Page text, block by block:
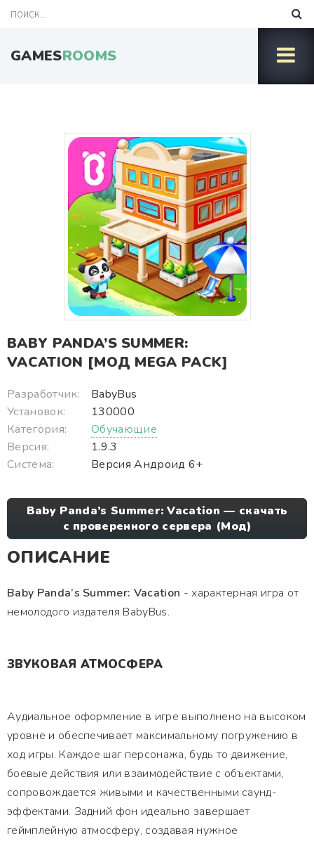
GAMESROOMS
BABY PANDA’S SUMMER:
VACATION [МОД MEGA PACK]
Разработчик:
BabyBus
Установок:
130000
Категория:
Обучающие
Версия:
1.9.3
Система:
Версия Андроид 6+
Baby Panda’s Summer: Vacation — скачать
с проверенного сервера (Мод)
ОПИСАНИЕ
Baby Panda’s Summer: Vacation - характерная игра от
немолодого издателя BabyBus.
ЗВУКОВАЯ АТМОСФЕРА
Аудиальное оформление в игре выполнено на высоком
уровне и обеспечивает максимальному погружению в
ход игры. Каждое шаг персонажа, будь то движение,
боевые действия или взаимодействие с объектами,
сопровождается живыми и качественными саунд-
эффектами. Задний фон идеально завершает
геймплейную атмосферу, создавая нужное